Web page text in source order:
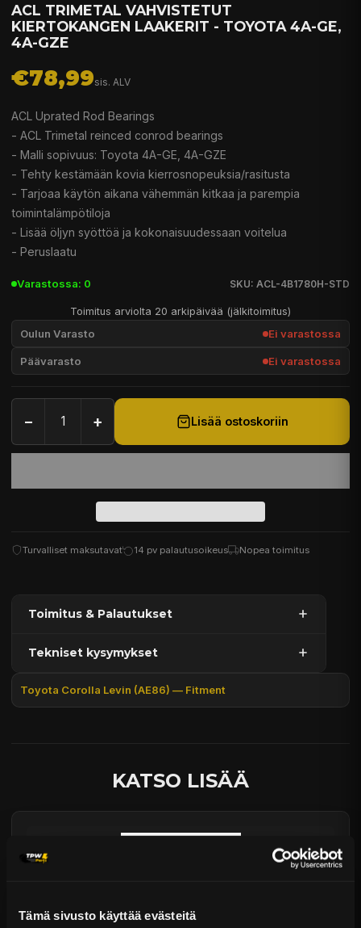
Tämä sivusto käyttää evästeitä
ACL TRIMETAL VAHVISTETUT
KIERTOKANGEN LAAKERIT - TOYOTA 4A-GE,
4A-GZE
€78,99sis. ALV
ACL Uprated Rod Bearings
- ACL Trimetal reinced conrod bearings
- Malli sopivuus: Toyota 4A-GE, 4A-GZE
- Tehty kestämään kovia kierrosnopeuksia/rasitusta
- Tarjoaa käytön aikana vähemmän kitkaa ja parempia
toimintalämpötiloja
- Lisää öljyn syöttöä ja kokonaisuudessaan voitelua
- Peruslaatu
Varastossa: 0 SKU: ACL-4B1780H-STD
Toimitus arviolta 20 arkipäivää (jälkitoimitus)
Oulun Varasto Ei varastossa
Päävarasto Ei varastossa
− + Lisää ostoskoriin
Turvalliset maksutavat 14 pv palautusoikeus Nopea toimitus
Toimitus & Palautukset
Päävaraston tuotteet 7 arkipäivässä
Tekniset kysymykset
Toyota Corolla Levin (AE86) — Fitment
KATSO LISÄÄ